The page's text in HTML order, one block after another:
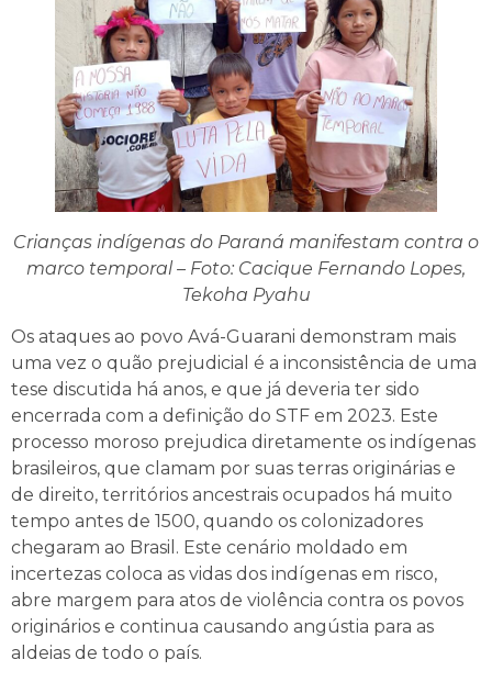
Crianças indígenas do Paraná manifestam contra o
marco temporal – Foto: Cacique Fernando Lopes,
Tekoha Pyahu
Os ataques ao povo Avá-Guarani demonstram mais
uma vez o quão prejudicial é a inconsistência de uma
tese discutida há anos, e que já deveria ter sido
encerrada com a definição do STF em 2023. Este
processo moroso prejudica diretamente os indígenas
brasileiros, que clamam por suas terras originárias e
de direito, territórios ancestrais ocupados há muito
tempo antes de 1500, quando os colonizadores
chegaram ao Brasil. Este cenário moldado em
incertezas coloca as vidas dos indígenas em risco,
abre margem para atos de violência contra os povos
originários e continua causando angústia para as
aldeias de todo o país.